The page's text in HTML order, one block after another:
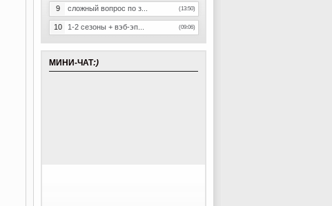
9 сложный вопрос по з... (13:50)
10 1-2 сезоны + вэб-эп... (09:06)
МИНИ-ЧАТ:)